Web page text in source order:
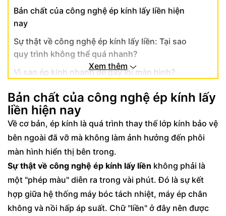
Bản chất của công nghệ ép kính lấy liền hiện
nay
Sự thật về công nghệ ép kính lấy liền: Tại sao
quy trình không thể quá nhanh?
Vì sao ép kính nhanh dễ gây lỗi màn hình?
Xem thêm
Bản chất của công nghệ ép kính lấy
liền hiện nay
Về cơ bản, ép kính là quá trình thay thế lớp kính bảo vệ
bên ngoài đã vỡ mà không làm ảnh hưởng đến phôi
màn hình hiển thị bên trong.
Sự thật về công nghệ ép kính lấy liền không phải là
một "phép màu" diễn ra trong vài phút. Đó là sự kết
hợp giữa hệ thống máy bóc tách nhiệt, máy ép chân
không và nồi hấp áp suất. Chữ "liền" ở đây nên được